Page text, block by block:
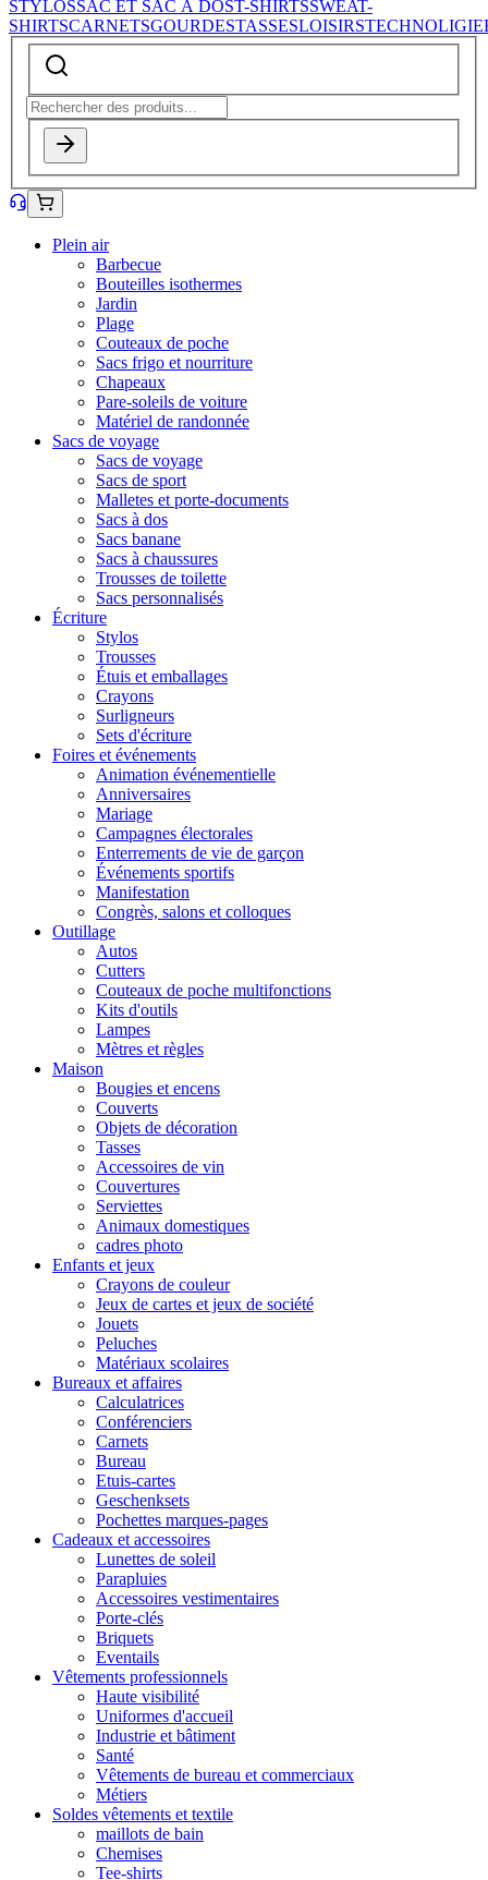
STYLOSSAC ET SAC À DOST-SHIRTSSWEAT-
SHIRTSCARNETSGOURDESTASSESLOISIRSTECHNOLIGIE
Plein air
Barbecue
Bouteilles isothermes
Jardin
Plage
Couteaux de poche
Sacs frigo et nourriture
Chapeaux
Pare-soleils de voiture
Matériel de randonnée
Sacs de voyage
Sacs de voyage
Sacs de sport
Malletes et porte-documents
Sacs à dos
Sacs banane
Sacs à chaussures
Trousses de toilette
Sacs personnalisés
Écriture
Stylos
Trousses
Étuis et emballages
Crayons
Surligneurs
Sets d'écriture
Foires et événements
Animation événementielle
Anniversaires
Mariage
Campagnes électorales
Enterrements de vie de garçon
Événements sportifs
Manifestation
Congrès, salons et colloques
Outillage
Autos
Cutters
Couteaux de poche multifonctions
Kits d'outils
Lampes
Mètres et règles
Maison
Bougies et encens
Couverts
Objets de décoration
Tasses
Accessoires de vin
Couvertures
Serviettes
Animaux domestiques
cadres photo
Enfants et jeux
Crayons de couleur
Jeux de cartes et jeux de société
Jouets
Peluches
Matériaux scolaires
Bureaux et affaires
Calculatrices
Conférenciers
Carnets
Bureau
Etuis-cartes
Geschenksets
Pochettes marques-pages
Cadeaux et accessoires
Lunettes de soleil
Parapluies
Accessoires vestimentaires
Porte-clés
Briquets
Eventails
Vêtements professionnels
Haute visibilité
Uniformes d'accueil
Industrie et bâtiment
Santé
Vêtements de bureau et commerciaux
Métiers
Soldes vêtements et textile
maillots de bain
Chemises
Tee-shirts